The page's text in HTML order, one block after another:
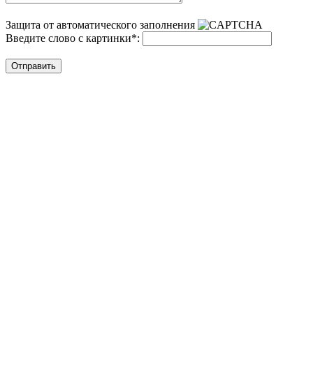
Защита от автоматического заполнения
Введите слово с картинки*:
Отправить